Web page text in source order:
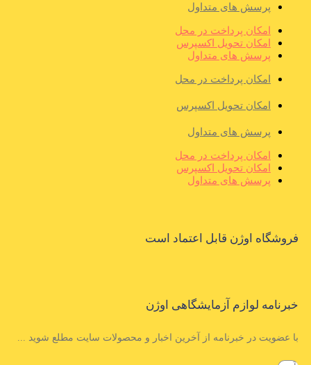
پرسش های متداول
امکان پرداخت در محل
امکان تحویل اکسپرس
پرسش های متداول
امکان پرداخت در محل
امکان تحویل اکسپرس
پرسش های متداول
امکان پرداخت در محل
امکان تحویل اکسپرس
پرسش های متداول
فروشگاه اوژن قابل اعتماد است
خبرنامه لوازم آزمایشگاهی اوژن
با عضویت در خبرنامه از آخرین اخبار و محصولات سایت مطلع شوید ...